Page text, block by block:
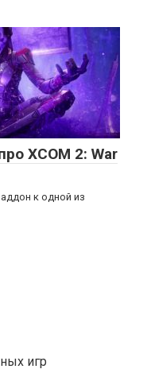
XCOM 2: War
к одной из
игр